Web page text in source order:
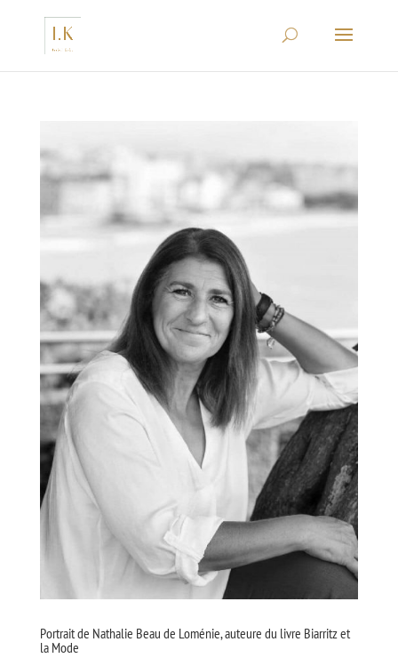
Portrait de Nathalie Beau de Loménie, auteure du livre Biarritz et
la Mode